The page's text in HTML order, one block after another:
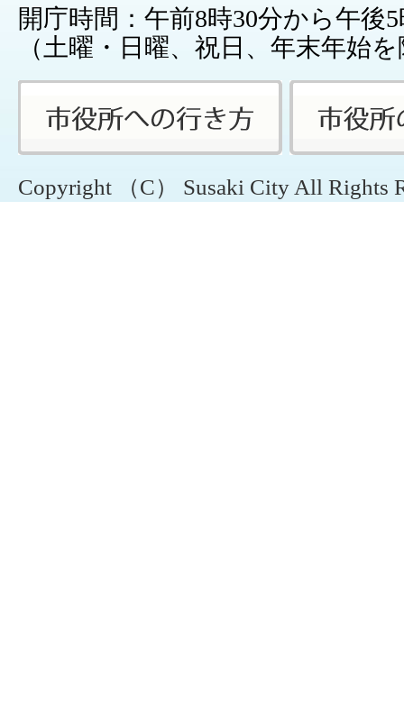
開庁時間：午前8時30分から午後
（土曜・日曜、祝日、年末年始
Copyright （C） Susaki City All Rights